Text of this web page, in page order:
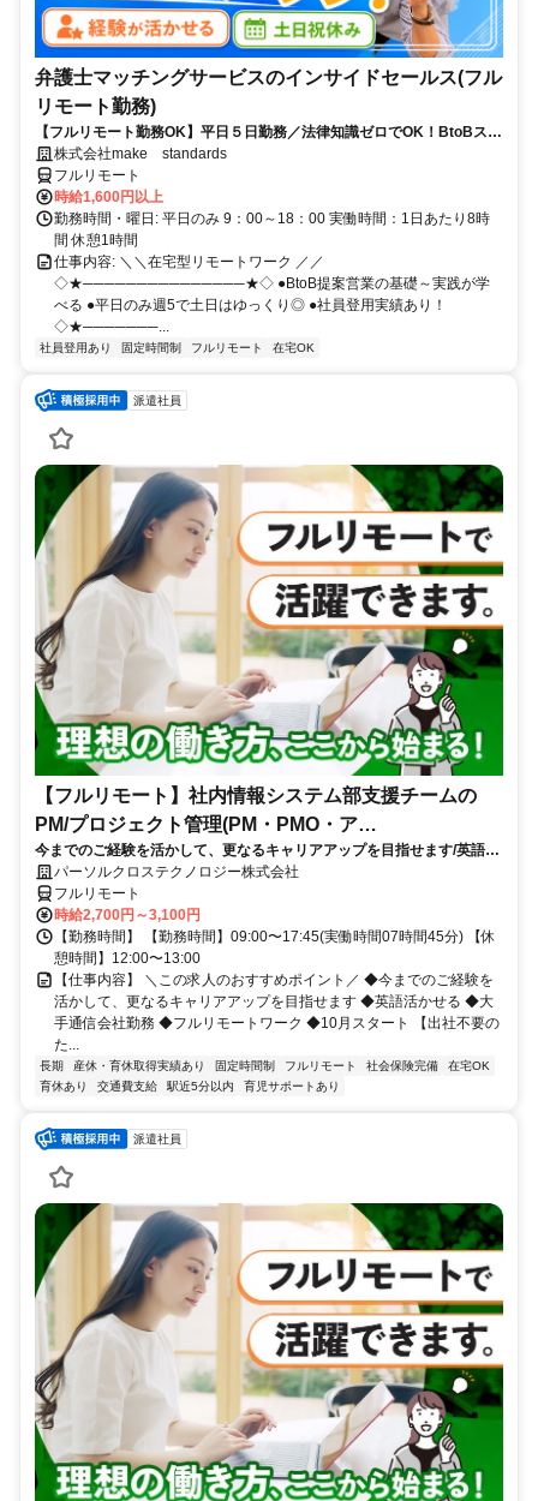
弁護士マッチングサービスのインサイドセールス(フル
リモート勤務)
【フルリモート勤務OK】平日５日勤務／法律知識ゼロでOK！BtoBスキ
ルが身につく営業職
株式会社make standards
フルリモート
時給1,600円以上
勤務時間・曜日: 平日のみ 9：00～18：00 実働時間：1日あたり8時
間 休憩1時間
仕事内容: ＼＼在宅型リモートワーク ／／
◇★───────────────★◇ ●BtoB提案営業の基礎～実践が学
べる ●平日のみ週5で土日はゆっくり◎ ●社員登用実績あり！
◇★───────...
社員登用あり 固定時間制 フルリモート 在宅OK
派遣社員
【フルリモート】社内情報システム部支援チームの
PM/プロジェクト管理(PM・PMO・ア
シ)_N260774362
今までのご経験を活かして、更なるキャリアアップを目指せます/英語活
かせる/大手通信会社勤務/フルリモートワーク/10月スタート
パーソルクロステクノロジー株式会社
フルリモート
時給2,700円～3,100円
【勤務時間】 【勤務時間】09:00〜17:45(実働時間07時間45分) 【休
憩時間】12:00〜13:00
【仕事内容】 ＼この求人のおすすめポイント／ ◆今までのご経験を
活かして、更なるキャリアアップを目指せます ◆英語活かせる ◆大
手通信会社勤務 ◆フルリモートワーク ◆10月スタート 【出社不要の
た...
長期 産休・育休取得実績あり 固定時間制 フルリモート 社会保険完備
在宅OK
育休あり
交通費支給 駅近5分以内 育児サポートあり
派遣社員